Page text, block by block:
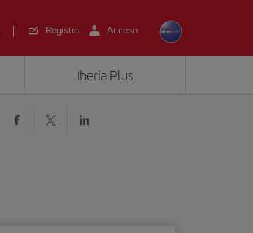
Registro Acceso
Iberia Plus